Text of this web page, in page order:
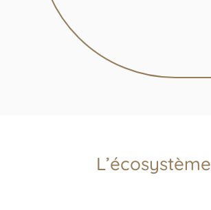
L’écosystème